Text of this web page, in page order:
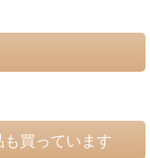
買っています